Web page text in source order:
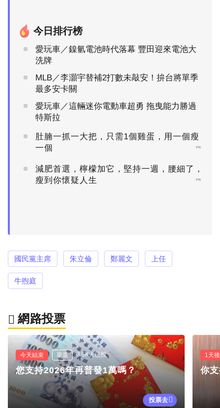
今日排行榜
愛玩車／鎳氫電池時代落幕 豐田迎來電池大
洗牌
MLB／李灝宇替補2打數未敲安！拚台將單季
最多安卡關
愛玩車／這輛迷你電動車超勇 拖曳能力勝過
特斯拉
肚腩一抓一大把，只需1個雞蛋，用一個瘦
一個
PR
減肥首選，檸檬加它，堅持一週，腰細了，
瘦到你懷疑人生
PR
國民黨主席 朱立倫 鄭麗文 上任
牛煦庭
網路投票
今天結束 單選 3.5K人已投
您支持2026年再普發1萬嗎？
投票去
1天
你